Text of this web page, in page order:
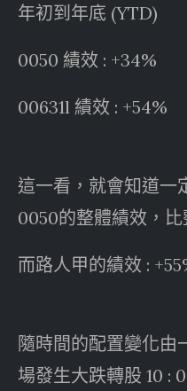
年初到年底 (YTD)
0050 績效 : +34%
00631l 績效 : +54%
這一看，就會知道一
0050的整體績效，
而路人甲的績效 :
隨時間的配置變化由
場發生大跌轉股 10 :